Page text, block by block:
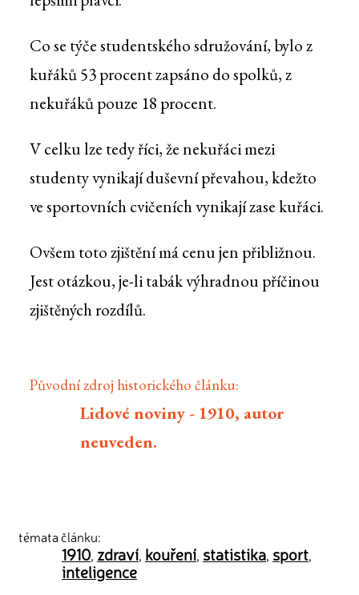
Co se týče studentského sdružování, bylo z
kuřáků 53 procent zapsáno do spolků, z
nekuřáků pouze 18 procent.
V celku lze tedy říci, že nekuřáci mezi
studenty vynikají duševní převahou, kdežto
ve sportovních cvičeních vynikají zase kuřáci.
Ovšem toto zjištění má cenu jen přibližnou.
Jest otázkou, je-li tabák výhradnou příčinou
zjištěných rozdílů.
Původní zdroj historického článku:
Lidové noviny - 1910, autor
neuveden.
témata článku:
1910, zdraví, kouření, statistika, sport,
inteligence